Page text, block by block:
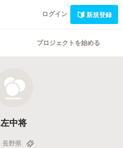
ログイン 新規登録
プロジェクトを始める
左中将
長野県